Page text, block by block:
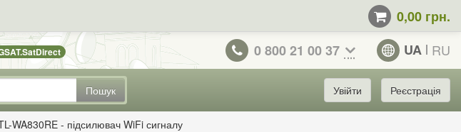
0,00 грн.
0 800 21 00 37 UA RU
Пошук Увійти Реєстрація
WA830RE - підсилювач WiFi сигналу